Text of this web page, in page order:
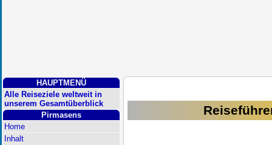
HAUPTMENÜ
Alle Reiseziele weltweit in
unserem Gesamtüberblick
Pirmasens
Home
Inhalt